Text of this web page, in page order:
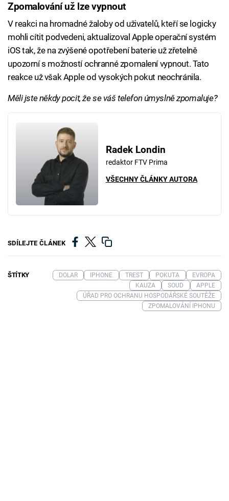
Zpomalování už lze vypnout
V reakci na hromadné žaloby od uživatelů, kteří se logicky
mohli cítit podvedeni, aktualizoval Apple operační systém
iOS tak, že na zvýšené opotřebení baterie už zřetelně
upozorní s možností ochranné zpomalení vypnout. Tato
reakce už však Apple od vysokých pokut neochránila.
Měli jste někdy pocit, že se váš telefon úmyslně zpomaluje?
Radek Londin
redaktor FTV Prima
VŠECHNY ČLÁNKY AUTORA
SDÍLEJTE ČLÁNEK
ŠTÍTKY DOLAR IPHONE TREST POKUTA
EVROPA
KAUZA
SOUD
APPLE
ÚŘAD PRO OCHRANU HOSPODÁŘSKÉ SOUTĚŽE
ZPOMALOVÁNÍ IPHONU